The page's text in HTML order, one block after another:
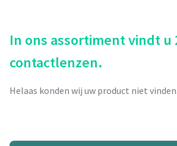
In ons assortiment vindt u
contactlenzen.
Helaas konden wij uw product niet vinden.